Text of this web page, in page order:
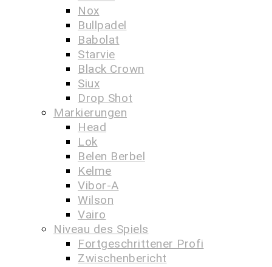
Nox
Bullpadel
Babolat
Starvie
Black Crown
Siux
Drop Shot
Markierungen
Head
Lok
Belen Berbel
Kelme
Vibor-A
Wilson
Vairo
Niveau des Spiels
Fortgeschrittener Profi
Zwischenbericht